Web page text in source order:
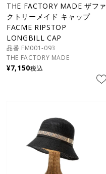
THE FACTORY MADE ザファ
クトリーメイド キャップ
FACME RIPSTOP
LONGBILL CAP
品番 FM001-093
THE FACTORY MADE
¥7,150税込